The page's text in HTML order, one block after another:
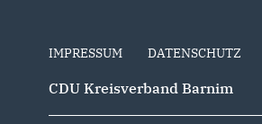
IMPRESSUM DATENSCHUTZ
CDU Kreisverband Barnim